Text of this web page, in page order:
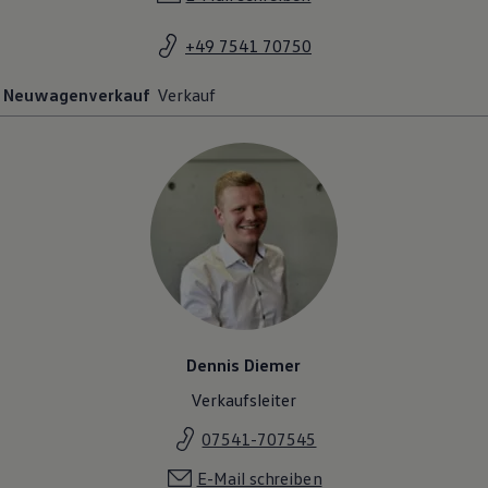
Lifestyle
Transport
Elektromobilität
Volkswagen R
Volkswagen Kundenbetreuung
+49 7541 70750
Neuwagenverkauf Verkauf
Dennis Diemer
Verkaufsleiter
07541-707545
E-Mail schreiben